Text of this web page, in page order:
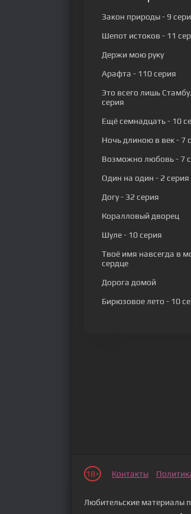
Закон природы- 9
Шепот истоков - 11
Держи мою руку
Арафта - 110 серия
Это всего лишь
серия
Ещё семнадцать- 10
Ночь длиною в век- 7
Возможно любовь- 7
Один на один - 2 серия
Догу- 32 серия
Коралловый дворец
Шуле- 10 серия
Твоё имя навсегда в
сердце
Дорога домой
Бирюзовое лето - 10
18+ Контакты
Любительские материалы